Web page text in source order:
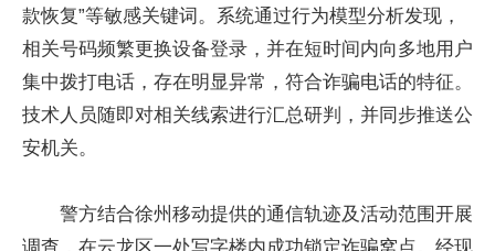
款恢复”等敏感关键词。系统通过行为模型分析发现，
相关号码频繁更换设备登录，并在短时间内向多地用户
集中拨打电话，存在明显异常，符合诈骗电话的特征。
技术人员随即对相关线索进行汇总研判，并同步推送公
安机关。
警方结合徐州移动提供的通信轨迹及活动范围开展